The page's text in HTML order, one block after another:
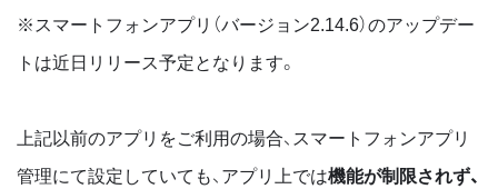
※スマートフォンアプリ（バージョン2.14.6）のアップデー
トは近日リリース予定となります。
上記以前のアプリをご利用の場合、スマートフォンアプリ
管理にて設定していても、アプリ上では機能が制限されず、